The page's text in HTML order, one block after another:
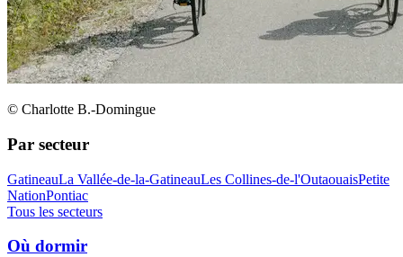
© Charlotte B.-Domingue
Par secteur
GatineauLa Vallée-de-la-GatineauLes Collines-de-l'OutaouaisPetite
NationPontiac
Tous les secteurs
Où dormir